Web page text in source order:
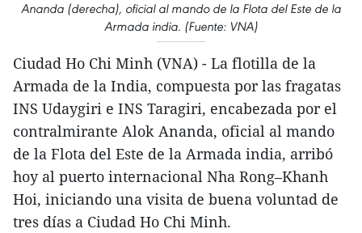
Ananda (derecha), oficial al mando de la Flota del Este de la
Armada india. (Fuente: VNA)
Ciudad Ho Chi Minh (VNA) - La flotilla de la
Armada de la India, compuesta por las fragatas
INS Udaygiri e INS Taragiri, encabezada por el
contralmirante Alok Ananda, oficial al mando
de la Flota del Este de la Armada india, arribó
hoy al puerto internacional Nha Rong–Khanh
Hoi, iniciando una visita de buena voluntad de
tres días a Ciudad Ho Chi Minh.